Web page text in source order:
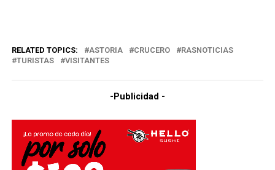
RELATED TOPICS: ASTORIA CRUCERO
RASNOTICIAS
TURISTAS
VISITANTES
-Publicidad -